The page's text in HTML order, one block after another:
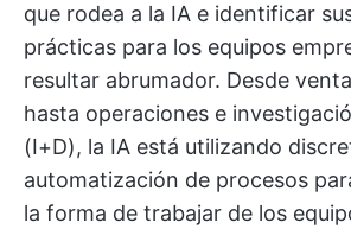
que rodea a la IA e identificar
prácticas para los equipos
resultar abrumador. Desde
hasta operaciones e
(I+D), la IA está utilizando
automatización de procesos
la forma de trabajar de los